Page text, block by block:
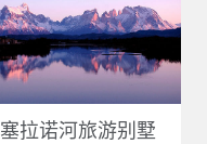
塞拉诺河旅游别墅